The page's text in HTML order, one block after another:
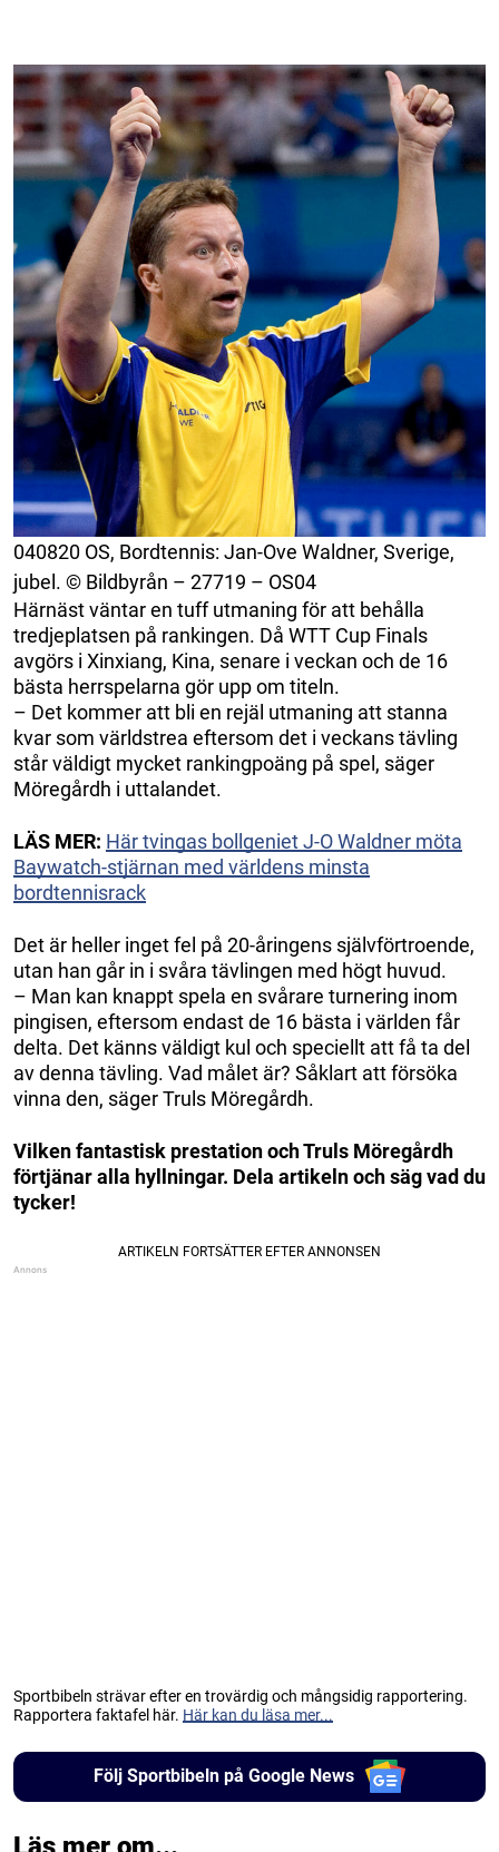
040820 OS, Bordtennis: Jan-Ove Waldner, Sverige,
jubel. © Bildbyrån – 27719 – OS04
Härnäst väntar en tuff utmaning för att behålla
tredjeplatsen på rankingen. Då WTT Cup Finals
avgörs i Xinxiang, Kina, senare i veckan och de 16
bästa herrspelarna gör upp om titeln.
– Det kommer att bli en rejäl utmaning att stanna
kvar som världstrea eftersom det i veckans tävling
står väldigt mycket rankingpoäng på spel, säger
Möregårdh i uttalandet.
LÄS MER: Här tvingas bollgeniet J-O Waldner möta
Baywatch-stjärnan med världens minsta
bordtennisrack
Det är heller inget fel på 20-åringens självförtroende,
utan han går in i svåra tävlingen med högt huvud.
– Man kan knappt spela en svårare turnering inom
pingisen, eftersom endast de 16 bästa i världen får
delta. Det känns väldigt kul och speciellt att få ta del
av denna tävling. Vad målet är? Såklart att försöka
vinna den, säger Truls Möregårdh.
Vilken fantastisk prestation och Truls Möregårdh
förtjänar alla hyllningar. Dela artikeln och säg vad du
tycker!
Sportbibeln strävar efter en trovärdig och mångsidig rapportering.
Rapportera faktafel här. Här kan du läsa mer...
Följ Sportbibeln på Google News